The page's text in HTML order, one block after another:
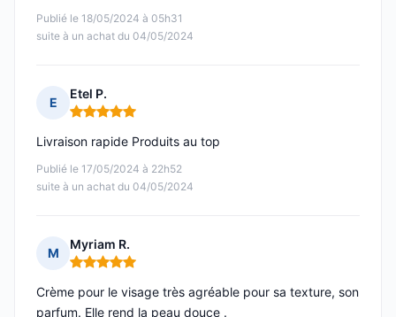
Publié le 18/05/2024 à 05h31
suite à un achat du 04/05/2024
E
Etel P.
Note : 5 sur 5
Publié le 17/05/2024 à 22h52
suite à un achat du 04/05/2024
Livraison rapide Produits au top
M
Myriam R.
Note : 5 sur 5
Crème pour le visage très agréable pour sa texture, son
parfum. Elle rend la peau douce .